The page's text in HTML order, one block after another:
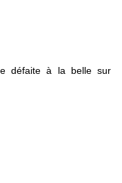
défaite à la belle sur